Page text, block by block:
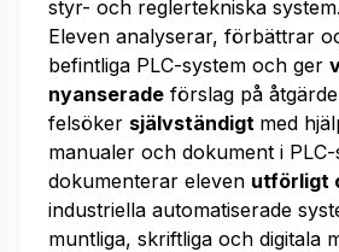
styr- och reglertekniska system.
Eleven analyserar, förbättrar
befintliga PLC-system och ger
nyanserade förslag på
felsöker självständigt med
manualer och dokument i
dokumenterar eleven utförligt
industriella automatiserade
muntliga, skriftliga och digitala